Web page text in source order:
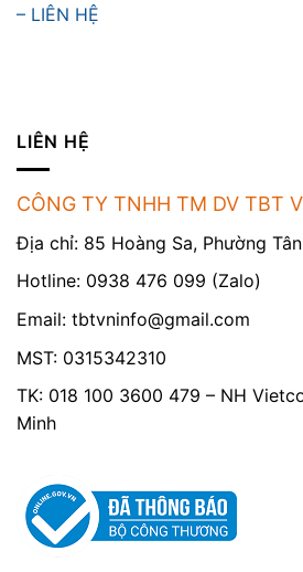
– LIÊN HỆ
LIÊN HỆ
CÔNG TY TNHH TM DV TBT
Địa chỉ: 85 Hoàng Sa, Phường
Hotline: 0938 476 099 (Zalo)
Email: tbtvninfo@gmail.com
MST: 0315342310
TK: 018 100 3600 479 – NH
Minh